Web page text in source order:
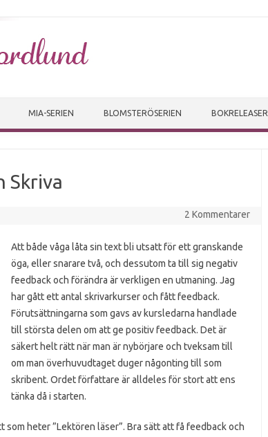
MIA-SERIEN BLOMSTERÖSERIEN BOKRELEASER
Skriva
2 Kommentarer
Att både våga låta sin text bli utsatt för ett granskande
öga, eller snarare två, och dessutom ta till sig negativ
feedback och förändra är verkligen en utmaning. Jag
har gått ett antal skrivarkurser och fått feedback.
Förutsättningarna som gavs av kursledarna handlade
till största delen om att ge positiv feedback. Det är
säkert helt rätt när man är nybörjare och tveksam till
om man överhuvudtaget duger någonting till som
skribent. Ordet författare är alldeles för stort att ens
tänka då i starten.
som heter ”Lektören läser”. Bra sätt att få feedback och